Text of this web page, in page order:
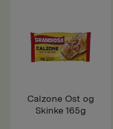
Calzone Ost og
Skinke 165g